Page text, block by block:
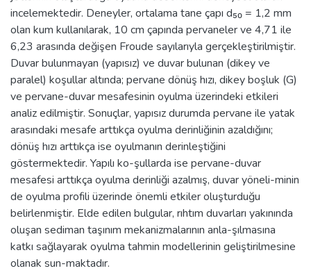
incelemektedir. Deneyler, ortalama tane çapı d₅₀ = 1,2 mm
olan kum kullanılarak, 10 cm çapında pervaneler ve 4,71 ile
6,23 arasında değişen Froude sayılarıyla gerçekleştirilmiştir.
Duvar bulunmayan (yapısız) ve duvar bulunan (dikey ve
paralel) koşullar altında; pervane dönüş hızı, dikey boşluk (G)
ve pervane-duvar mesafesinin oyulma üzerindeki etkileri
analiz edilmiştir. Sonuçlar, yapısız durumda pervane ile yatak
arasındaki mesafe arttıkça oyulma derinliğinin azaldığını;
dönüş hızı arttıkça ise oyulmanın derinleştiğini
göstermektedir. Yapılı ko-şullarda ise pervane-duvar
mesafesi arttıkça oyulma derinliği azalmış, duvar yöneli-minin
de oyulma profili üzerinde önemli etkiler oluşturduğu
belirlenmiştir. Elde edilen bulgular, rıhtım duvarları yakınında
oluşan sediman taşınım mekanizmalarının anla-şılmasına
katkı sağlayarak oyulma tahmin modellerinin geliştirilmesine
olanak sun-maktadır.